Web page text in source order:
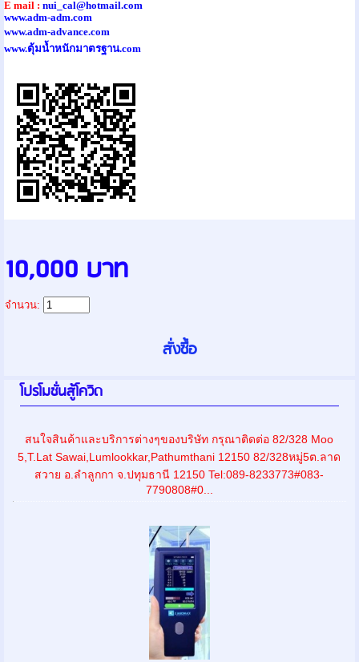
E mail : nui_cal@hotmail.com
www.adm-adm.com
www.adm-advance.com
www.ตุ้มน้ำหนักมาตรฐาน.com
10,000 บาท
จำนวน:
โปรโมชั่นสู้โควิด
สนใจสินค้าและบริการต่างๆของบริษัท กรุณาติดต่อ 82/328 Moo
5,T.Lat Sawai,Lumlookkar,Pathumthani 12150 82/328หมู่5ต.ลาด
สวาย อ.ลำลูกกา จ.ปทุมธานี 12150 Tel:089-8233773#083-
7790808#0...